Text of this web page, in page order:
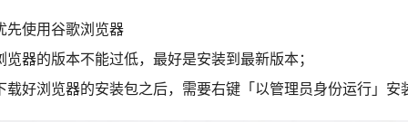
先使用谷歌浏览器
览器的版本不能过低，最好是安装到最新版本；
载好浏览器的安装包之后，需要右键「以管理员身份运行」安